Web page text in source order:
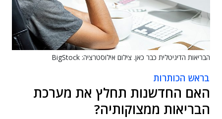
הבריאות הדיגיטלית כבר כאן. צילום אילוסטרציה: BigStock
בראש הכותרות
האם החדשנות תחלץ את מערכת
הבריאות ממצוקותיה?